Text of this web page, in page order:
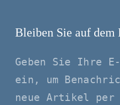
Bleiben Sie auf dem
Geben Sie Ihre
ein, um
neue Artikel per